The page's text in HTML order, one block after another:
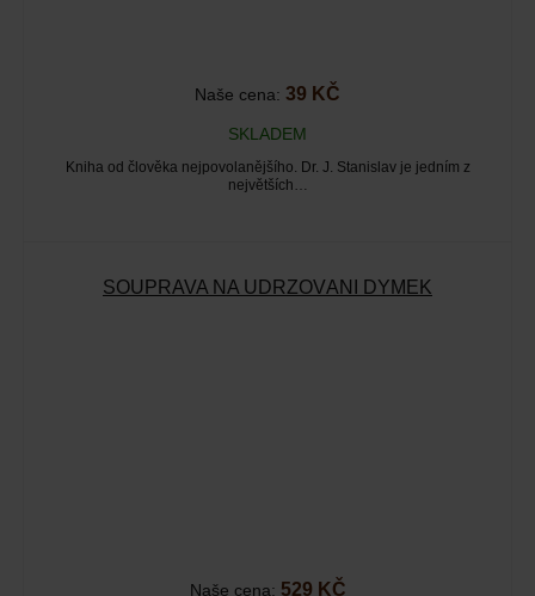
Naše cena: 39 KČ
SKLADEM
Kniha od člověka nejpovolanějšího. Dr. J. Stanislav je jedním z
největších…
SOUPRAVA NA UDRŽOVÁNÍ DÝMEK
Naše cena: 529 KČ